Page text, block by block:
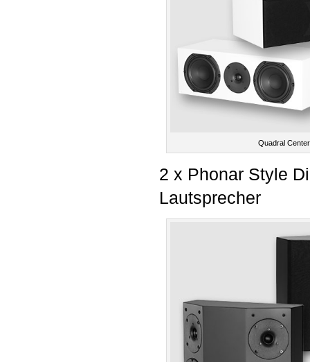
Quadral Center
2 x Phonar Style
Lautsprecher